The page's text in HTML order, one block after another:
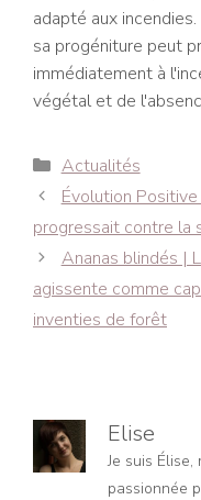
adapté aux
sa progéniture peut
immédiatement à
végétal et de
Catégories
Actualités
Navigation
des
articles
Évolution Positive
progressait contre la
Ananas blindés |
agissente comme
inventies de forêt
Elise
Je suis
passionnée